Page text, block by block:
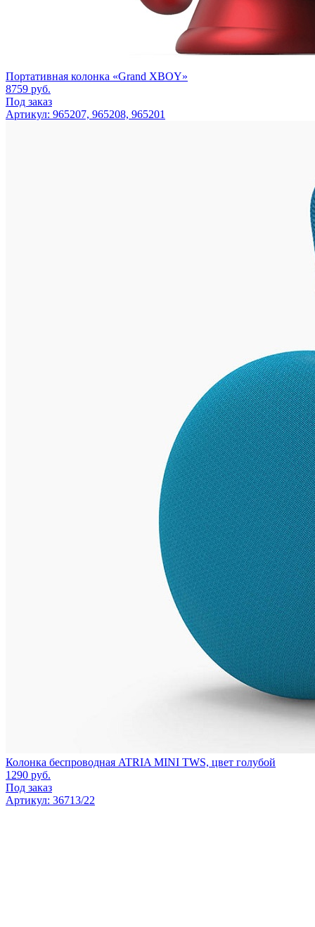
Портативная колонка «Grand XBOY»
8759 руб.
Под заказ
Артикул: 965207, 965208, 965201
Колонка беспроводная ATRIA MINI TWS, цвет голубой
1290 руб.
Под заказ
Артикул: 36713/22